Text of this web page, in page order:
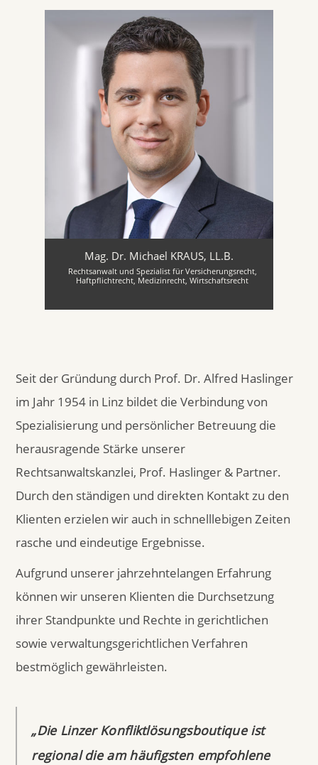
Mag. Dr. Michael KRAUS, LL.B.
Rechtsanwalt und Spezialist für Versicherungsrecht,
Haftpflichtrecht, Medizinrecht, Wirtschaftsrecht
Seit der Gründung durch Prof. Dr. Alfred Haslinger
im Jahr 1954 in Linz bildet die Verbindung von
Spezialisierung und persönlicher Betreuung die
herausragende Stärke unserer
Rechtsanwaltskanzlei, Prof. Haslinger & Partner.
Durch den ständigen und direkten Kontakt zu den
Klienten erzielen wir auch in schnelllebigen Zeiten
rasche und eindeutige Ergebnisse.
Aufgrund unserer jahrzehntelangen Erfahrung
können wir unseren Klienten die Durchsetzung
ihrer Standpunkte und Rechte in gerichtlichen
sowie verwaltungsgerichtlichen Verfahren
bestmöglich gewährleisten.
„Die Linzer Konfliktlösungsboutique ist
regional die am häufigsten empfohlene